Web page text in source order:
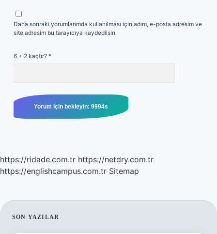
Daha sonraki yorumlarımda kullanılması için adım, e-posta adresim ve
site adresim bu tarayıcıya kaydedilsin.
6 + 2 kaçtır? *
https://ridade.com.tr https://netdry.com.tr
https://englishcampus.com.tr Sitemap
SIDEBAR
SON YAZILAR